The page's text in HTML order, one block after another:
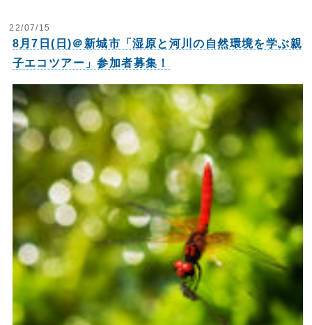
22/07/15
8月7日(日)＠新城市「湿原と河川の自然環境を学ぶ親
子エコツアー」参加者募集！